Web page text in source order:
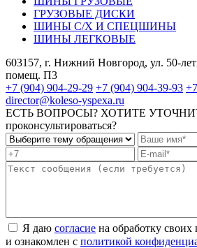
ГРУЗОВЫЕ ДИСКИ
ШИНЫ С/Х И СПЕЦШИНЫ
ШИНЫ ЛЕГКОВЫЕ
603157, г. Нижний Новгород, ул. 50-
помещ. П3
+7 (904) 904-29-29 +7 (904) 904-39-93
director@koleso-yspexa.ru
ЕСТЬ ВОПРОСЫ? ХОТИТЕ
проконсультироваться?
Я даю согласие на обработку
и ознакомлен с политикой